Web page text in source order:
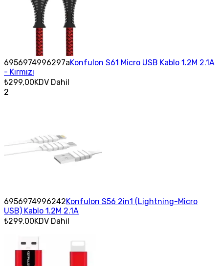
6956974996297aKonfulon S61 Micro USB Kablo 1.2M 2.1A
- Kırmızı
₺299,00KDV Dahil
2
6956974996242Konfulon S56 2in1 (Lightning-Micro
USB) Kablo 1.2M 2.1A
₺299,00KDV Dahil